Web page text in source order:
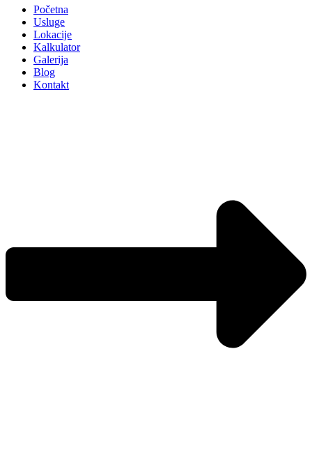
Početna
Usluge
Lokacije
Kalkulator
Galerija
Blog
Kontakt